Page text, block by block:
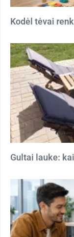
Kodėl tėvai
Gultai lauke: